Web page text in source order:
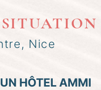
Nice
HÔTEL AMMI